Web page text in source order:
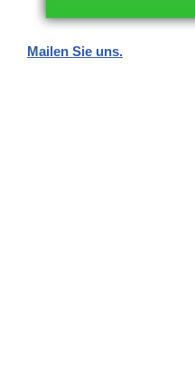
Mailen Sie uns.